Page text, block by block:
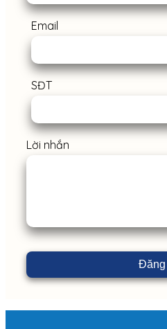
Email
SĐT
Lời nhắn